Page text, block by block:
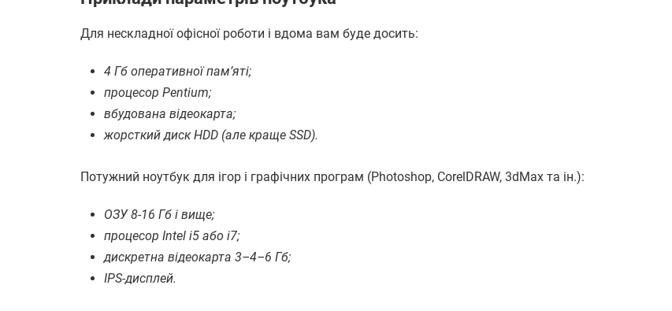
Для нескладної офісної роботи і вдома вам буде досить:
4 Гб оперативної пам’яті;
процесор Pentium;
вбудована відеокарта;
жорсткий диск HDD (але краще SSD).
Потужний ноутбук для ігор і графічних програм (Photoshop, CorelDRAW, 3dMax та ін.):
ОЗУ 8-16 Гб і вище;
процесор Intel i5 або i7;
дискретна відеокарта 3–4–6 Гб;
IPS-дисплей.